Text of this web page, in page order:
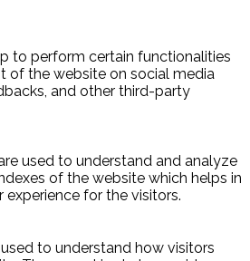
to perform certain functionalities
of the website on social media
and other third-party
used to understand and analyze
of the website which helps in
experience for the visitors.
to understand how visitors